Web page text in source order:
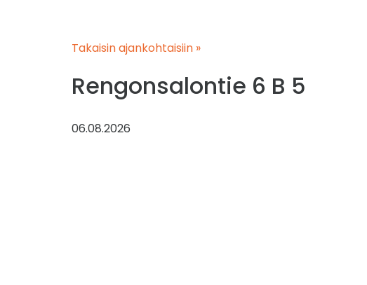
Takaisin ajankohtaisiin »
Rengonsalontie 6 B 5
06.08.2026